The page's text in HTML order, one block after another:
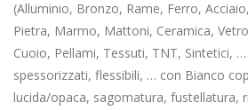
(Alluminio, Bronzo, Rame, Ferro,
Pietra, Marmo, Mattoni, Ceramica,
Cuoio, Pellami, Tessuti, TNT, Sintetici,
spessorizzati, flessibili, … con Bianco
lucida/opaca, sagomatura, fustellatura,